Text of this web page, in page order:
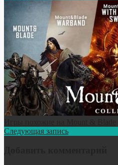
Следующая запись